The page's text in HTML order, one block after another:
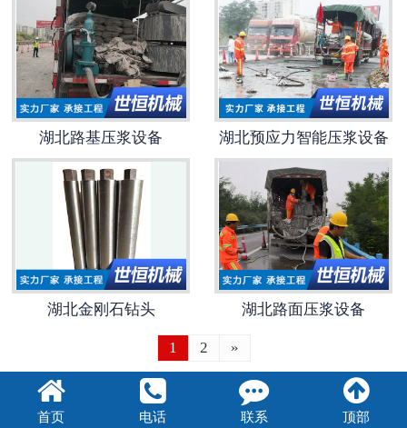
湖北路基压浆设备 湖北预应力智能压浆设备
湖北金刚石钻头 湖北路面压浆设备
1 2 »
首页 电话 联系 顶部